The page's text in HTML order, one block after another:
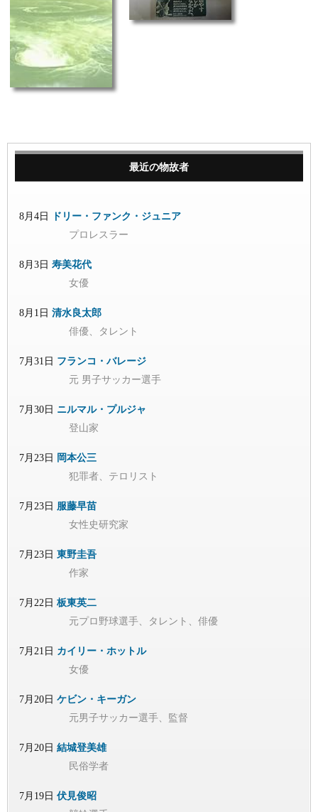
最近の物故者
8月4日
ドリー・ファンク・ジュニア
プロレスラー
8月3日 寿美花代
女優
8月1日 清水良太郎
俳優、タレント
7月31日 フランコ・バレージ
元 男子サッカー選手
7月30日 ニルマル・プルジャ
登山家
7月23日 岡本公三
犯罪者、テロリスト
7月23日 服藤早苗
女性史研究家
7月23日 東野圭吾
作家
7月22日 板東英二
元プロ野球選手、タレント、俳優
7月21日 カイリー・ホットル
女優
7月20日 ケビン・キーガン
元男子サッカー選手、監督
7月20日 結城登美雄
民俗学者
7月19日 伏見俊昭